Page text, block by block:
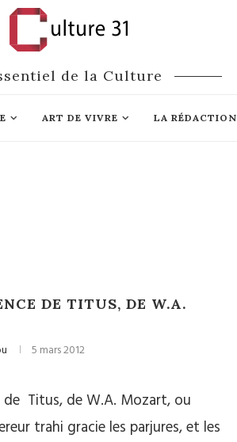
de la Culture
ART DE VIVRE LA RÉDACTION
DE TITUS, DE W.A.
5 mars 2012
de Titus, de W.A. Mozart, ou
trahi gracie les parjures, et les